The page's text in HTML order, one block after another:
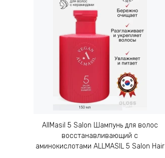
AllMasil 5 Salon Шампунь для волос
восстанавливающий с
аминокислотами ALLMASIL 5 Salon Hair